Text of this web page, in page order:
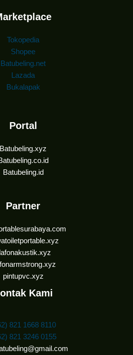
Tokopedia
Shopee
Batubeling.net
Lazada
Bukalapak
Portal
Batubeling.xyz
Batubeling.id
Partner
pintupvc.xyz
Kami
821 1668 8110
821 3246 0155